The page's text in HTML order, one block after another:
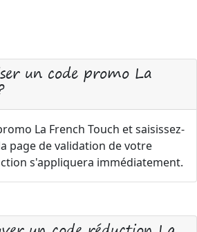
un code promo La
La French Touch et saisissez-
page de validation de votre
s'appliquera immédiatement.